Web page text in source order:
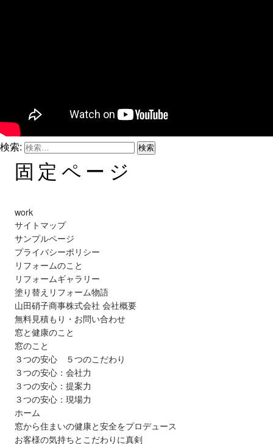
検索:
固定ページ
work
サイトマップ
サンプルページ
プライバシーポリシー
リフォームのこと
リフォームギャラリー
塗り替えリフォーム物語
山田硝子商事株式会社 会社概要
無料見積もり・お問い合わせ
窓と健康のこと
窓のこと
３つの安心 ５つのこだわり
３つの安心：会社力
３つの安心：提案力
３つの安心：現場力
ホーム
窓から住まいの健康と安全をプロデュース
お客様の気持ちとこだわりに真剣